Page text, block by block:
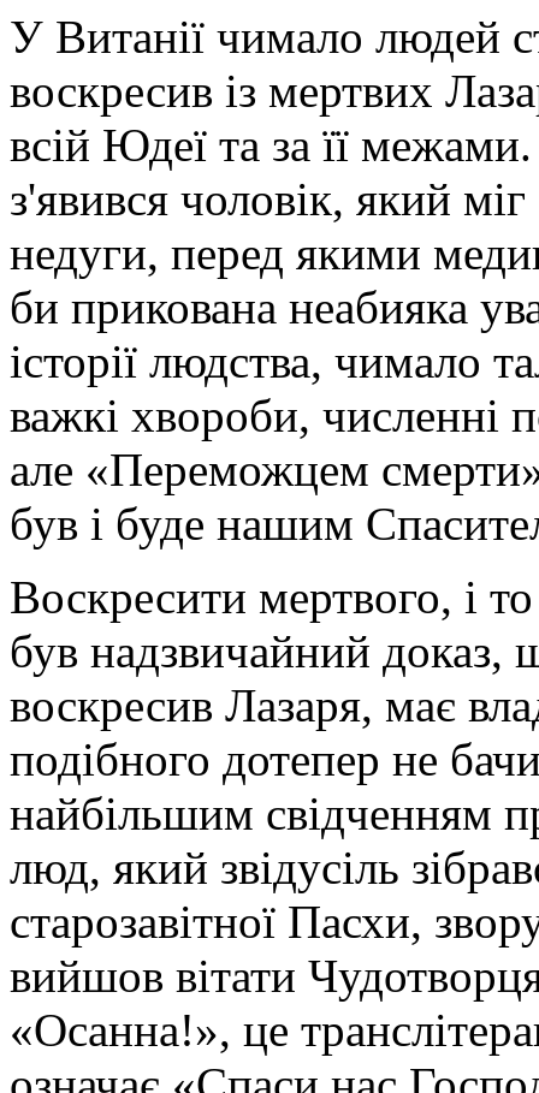
У Витанії чимало людей
воскресив із мертвих
всій Юдеї та за її
з'явився чоловік, який
недуги, перед якими
би прикована неабияка
історії людства, чимало
важкі хвороби, численні
але «Переможцем
був і буде нашим
Воскресити мертвого, і
був надзвичайний
воскресив Лазаря, має
подібного дотепер не
найбільшим свідченням
люд, який звідусіль
старозавітної Пасхи,
вийшов вітати
«Осанна!», це